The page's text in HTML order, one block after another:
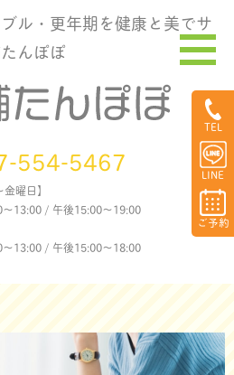
ル・更年期を健康と美でサ
んぽぽ
554-5467
金曜日】
〜13:00 / 午後15:00〜19:00
〜13:00 / 午後15:00〜18:00
TEL
LINE
ご予約